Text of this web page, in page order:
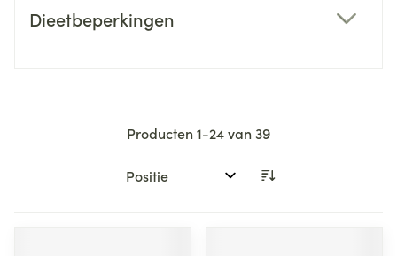
Dieetbeperkingen
Producten1-24van39
Sorteer op: